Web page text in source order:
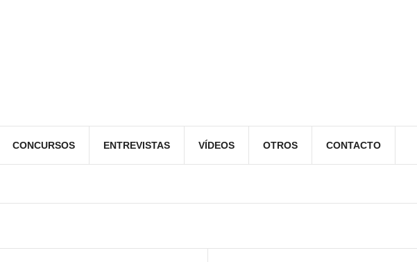
CONCURSOS ENTREVISTAS VÍDEOS OTROS CONTACTO